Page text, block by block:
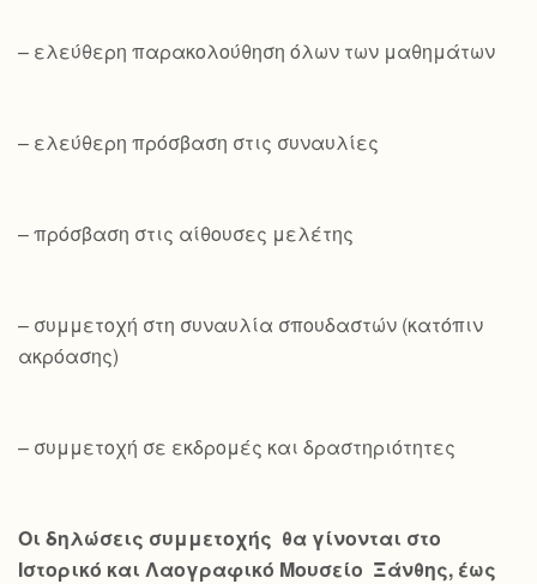
– ελεύθερη παρακολούθηση όλων των μαθημάτων
– ελεύθερη πρόσβαση στις συναυλίες
– πρόσβαση στις αίθουσες μελέτης
– συμμετοχή στη συναυλία σπουδαστών (κατόπιν
ακρόασης)
– συμμετοχή σε εκδρομές και δραστηριότητες
Οι δηλώσεις συμμετοχής θα γίνονται στο
Ιστορικό και Λαογραφικό Μουσείο Ξάνθης, έως